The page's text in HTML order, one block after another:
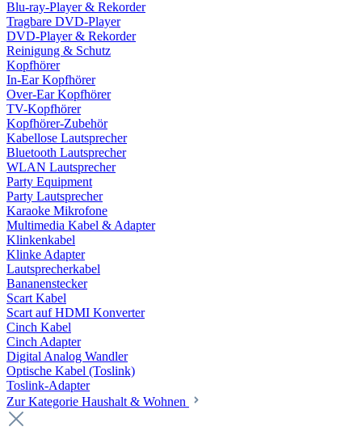
Blu-ray-Player & Rekorder
Tragbare DVD-Player
DVD-Player & Rekorder
Reinigung & Schutz
Kopfhörer
In-Ear Kopfhörer
Over-Ear Kopfhörer
TV-Kopfhörer
Kopfhörer-Zubehör
Kabellose Lautsprecher
Bluetooth Lautsprecher
WLAN Lautsprecher
Party Equipment
Party Lautsprecher
Karaoke Mikrofone
Multimedia Kabel & Adapter
Klinkenkabel
Klinke Adapter
Lautsprecherkabel
Bananenstecker
Scart Kabel
Scart auf HDMI Konverter
Cinch Kabel
Cinch Adapter
Digital Analog Wandler
Optische Kabel (Toslink)
Toslink-Adapter
Zur Kategorie Haushalt & Wohnen